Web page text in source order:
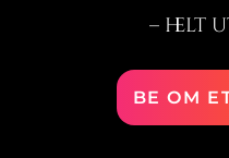
– helt
BE OM